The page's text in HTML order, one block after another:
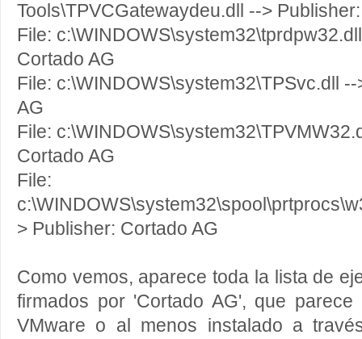
Tools\TPVCGatewaydeu.dll -->
File:
Cortado AG
File: c:\WINDOWS\system32\TPSvc.dll
AG
File:
Cortado AG
File:
> Publisher: Cortado AG
Como vemos, aparece toda la lista de
firmados por 'Cortado AG', que
VMware o al menos instalado a